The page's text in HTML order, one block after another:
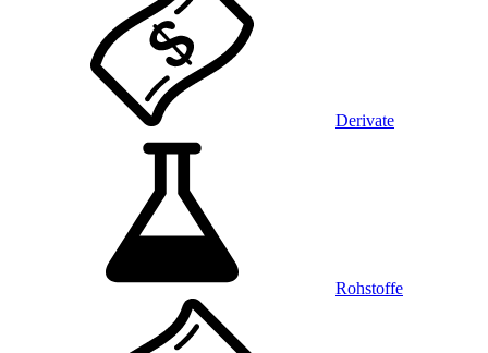
Derivate
Rohstoffe